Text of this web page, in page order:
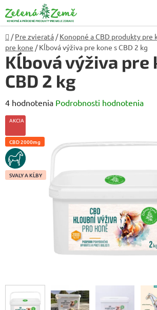
na
obsah
Domov
/ Pre zvieratá / Konopné a CBD produkty pre
pre kone / Kĺbová výživa pre kone s CBD 2 kg
Kĺbová výživa pre
CBD 2 kg
Priemerné
hodnotenie
je
4,8
z
4 hodnotenia Podrobnosti hodnotenia
AKCIA
CBD 2000mg
KUN
SVALY A KĹBY